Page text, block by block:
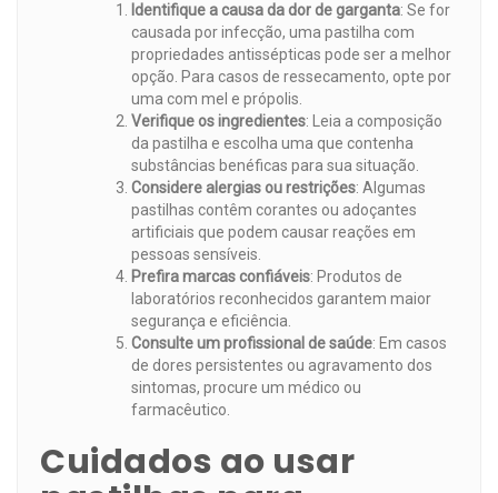
Identifique a causa da dor de garganta: Se for
causada por infecção, uma pastilha com
propriedades antissépticas pode ser a melhor
opção. Para casos de ressecamento, opte por
uma com mel e própolis.
Verifique os ingredientes: Leia a composição
da pastilha e escolha uma que contenha
substâncias benéficas para sua situação.
Considere alergias ou restrições: Algumas
pastilhas contêm corantes ou adoçantes
artificiais que podem causar reações em
pessoas sensíveis.
Prefira marcas confiáveis: Produtos de
laboratórios reconhecidos garantem maior
segurança e eficiência.
Consulte um profissional de saúde: Em casos
de dores persistentes ou agravamento dos
sintomas, procure um médico ou
farmacêutico.
Cuidados ao usar